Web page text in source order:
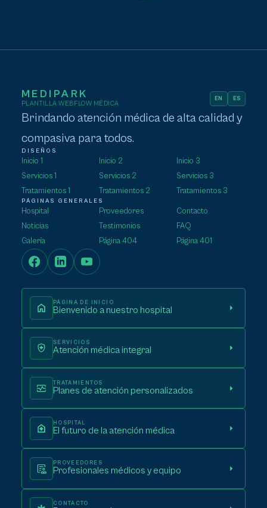
MEDIPARK
PLANTILLA WEBFLOW MÉDICA
EN ES
Brindando atención médica de alta calidad y
compasiva para todos.
DISEÑOS
Inicio 1 Inicio 2
Inicio 3
Servicios 1
Servicios 2
Servicios 3
Tratamientos 1
Tratamientos 2 Tratamientos 3
PÁGINAS GENERALES
Hospital Proveedores
Contacto
Noticias
Testimonios
FAQ
Galería
Página 404 Página 401
PÁGINA DE INICIO
Bienvenido a nuestro hospital
SERVICIOS
Atención médica integral
TRATAMIENTOS
Planes de atención personalizados
HOSPITAL
El futuro de la atención médica
PROVEEDORES
Profesionales médicos y equipo
CONTACTO